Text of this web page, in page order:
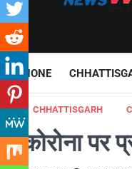
HONE
CHHATTISGARH
कोरोना पर